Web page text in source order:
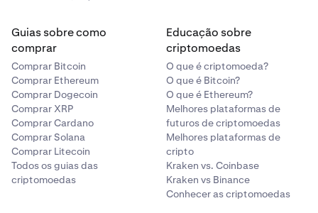
Guias sobre como
comprar
Comprar Bitcoin
Comprar Ethereum
Comprar Dogecoin
Comprar XRP
Comprar Cardano
Comprar Solana
Comprar Litecoin
Todos os guias das
criptomoedas
Educação sobre
criptomoedas
O que é criptomoeda?
O que é Bitcoin?
O que é Ethereum?
Melhores plataformas de
futuros de criptomoedas
Melhores plataformas de
cripto
Kraken vs. Coinbase
Kraken vs Binance
Conhecer as criptomoedas